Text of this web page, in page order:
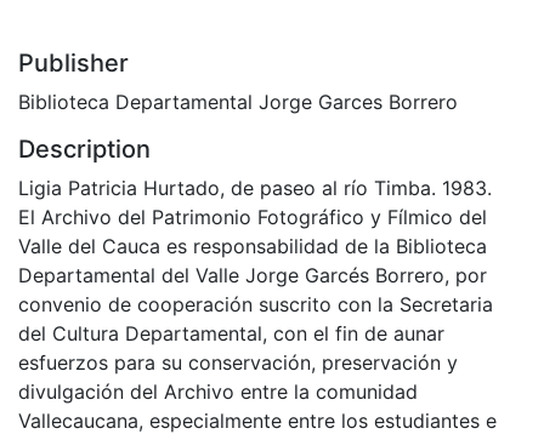
Publisher
Biblioteca Departamental Jorge Garces Borrero
Description
Ligia Patricia Hurtado, de paseo al río Timba. 1983.
El Archivo del Patrimonio Fotográfico y Fílmico del
Valle del Cauca es responsabilidad de la Biblioteca
Departamental del Valle Jorge Garcés Borrero, por
convenio de cooperación suscrito con la Secretaria
del Cultura Departamental, con el fin de aunar
esfuerzos para su conservación, preservación y
divulgación del Archivo entre la comunidad
Vallecaucana, especialmente entre los estudiantes e